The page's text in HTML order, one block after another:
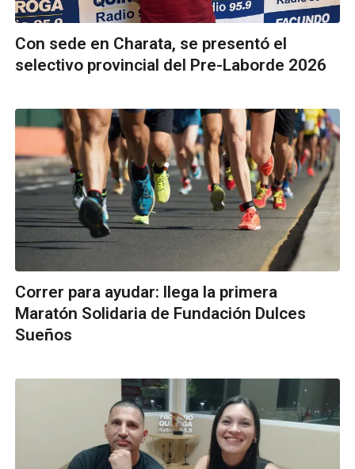
Con sede en Charata, se presentó el
selectivo provincial del Pre-Laborde 2026
Correr para ayudar: llega la primera
Maratón Solidaria de Fundación Dulces
Sueños